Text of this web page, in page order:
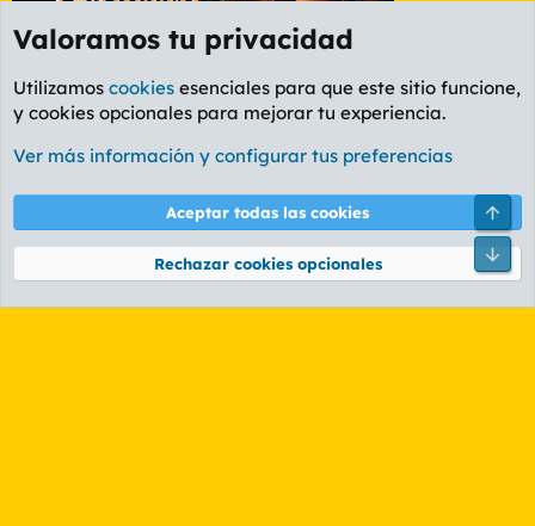
Etiquetas
Cookies
PL OLDSTYLE AMARILLO
Términos y reglas Política de privacidad Ayuda
Community platform by XenForo® © 2010-2026 XenForo Ltd.
Valoramos tu privacidad
Utilizamos cookies esenciales para que este sitio funcione,
y cookies opcionales para mejorar tu experiencia.
Ver más información y configurar tus preferencias
Aceptar todas las cookies
Rechazar cookies opcionales
Pie